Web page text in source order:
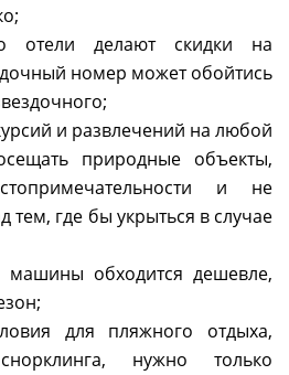
отели делают скидки на
номер может обойтись
и развлечений на любой
природные объекты,
и не
тем, где бы укрыться в случае
обходится дешевле,
для пляжного отдыха,
нужно только